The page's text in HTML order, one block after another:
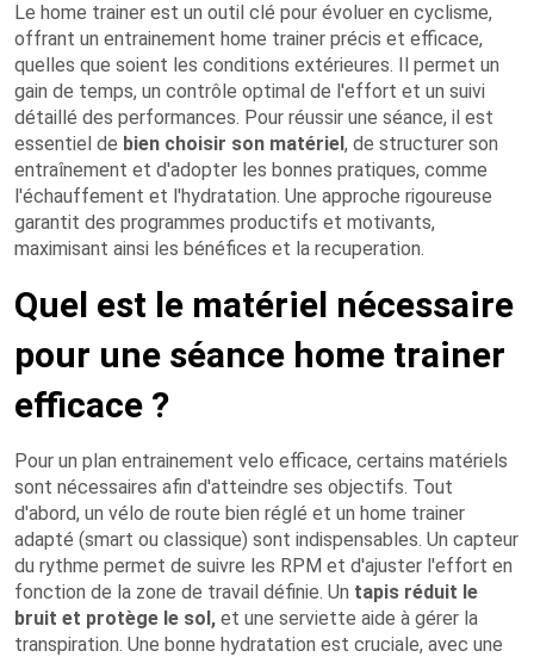
Le home trainer est un outil clé pour évoluer en cyclisme,
offrant un entrainement home trainer précis et efficace,
quelles que soient les conditions extérieures. Il permet un
gain de temps, un contrôle optimal de l'effort et un suivi
détaillé des performances. Pour réussir une séance, il est
essentiel de bien choisir son matériel, de structurer son
entraînement et d'adopter les bonnes pratiques, comme
l'échauffement et l'hydratation. Une approche rigoureuse
garantit des programmes productifs et motivants,
maximisant ainsi les bénéfices et la recuperation.
Quel est le matériel nécessaire
pour une séance home trainer
efficace ?
Pour un plan entrainement velo efficace, certains matériels
sont nécessaires afin d'atteindre ses objectifs. Tout
d'abord, un vélo de route bien réglé et un home trainer
adapté (smart ou classique) sont indispensables. Un capteur
du rythme permet de suivre les RPM et d'ajuster l'effort en
fonction de la zone de travail définie. Un tapis réduit le
bruit et protège le sol, et une serviette aide à gérer la
transpiration. Une bonne hydratation est cruciale, avec une